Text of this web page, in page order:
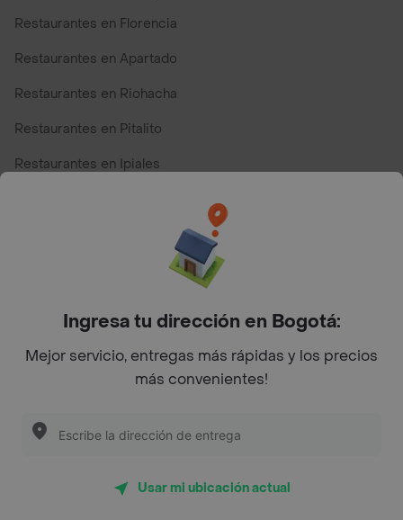
Restaurantes en Florencia
Restaurantes en Apartado
Restaurantes en Riohacha
Restaurantes en Pitalito
Restaurantes en Ipiales
Top Marcas y Cadenas de Restaurantes
Encuéntranos en estos países
App Store Google play
Restaurantes cerca de mi para pedir Comida a Domicilio -
Ingresa tu dirección en Bogotá:
Mejor servicio, entregas más rápidas y los precios
más convenientes!
Usar mi ubicación actual